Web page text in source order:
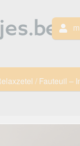
/ Fauteuil –